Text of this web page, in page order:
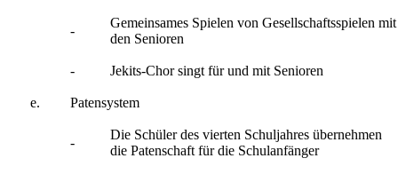
-
Gemeinsames Spielen von Gesellschaftsspielen mit
den Senioren
- Jekits-Chor singt für und mit Senioren
e. Patensystem
-
Die Schüler des vierten Schuljahres übernehmen
die Patenschaft für die Schulanfänger